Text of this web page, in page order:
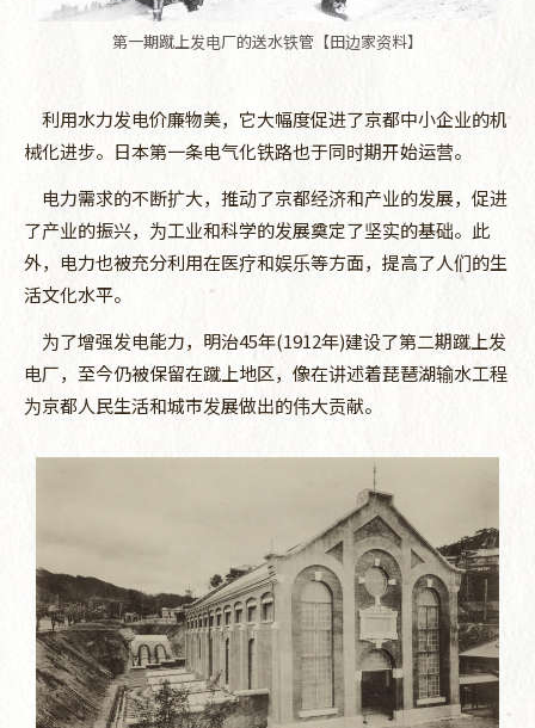
第一期蹴上发电厂的送水铁管【田边家资料】
利用水力发电价廉物美，它大幅度促进了京都中小企业的机
械化进步。日本第一条电气化铁路也于同时期开始运营。
电力需求的不断扩大，推动了京都经济和产业的发展，促进
了产业的振兴，为工业和科学的发展奠定了坚实的基础。此
外，电力也被充分利用在医疗和娱乐等方面，提高了人们的生
活文化水平。
为了增强发电能力，明治45年(1912年)建设了第二期蹴上发
电厂，至今仍被保留在蹴上地区，像在讲述着琵琶湖输水工程
为京都人民生活和城市发展做出的伟大贡献。